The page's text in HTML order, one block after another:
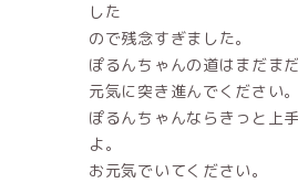
した
ので残念すぎました。
ぽるんちゃんの道はまだま
元気に突き進んでください。
ぽるんちゃんならきっと上
よ。
お元気でいてください。